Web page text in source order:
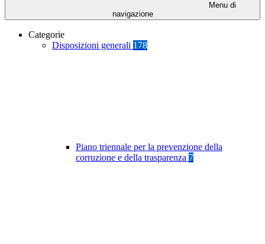
Menu di
navigazione
Categorie
Disposizioni generali 178
Piano triennale per la prevenzione della
corruzione e della trasparenza 7